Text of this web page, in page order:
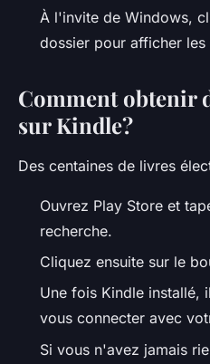
À l'invite de Windows,
dossier pour afficher les
Comment obtenir
sur Kindle?
Des centaines de livres
Ouvrez Play Store et
recherche.
Cliquez ensuite sur le
Une fois Kindle installé,
vous connecter avec
Si vous n'avez jamais